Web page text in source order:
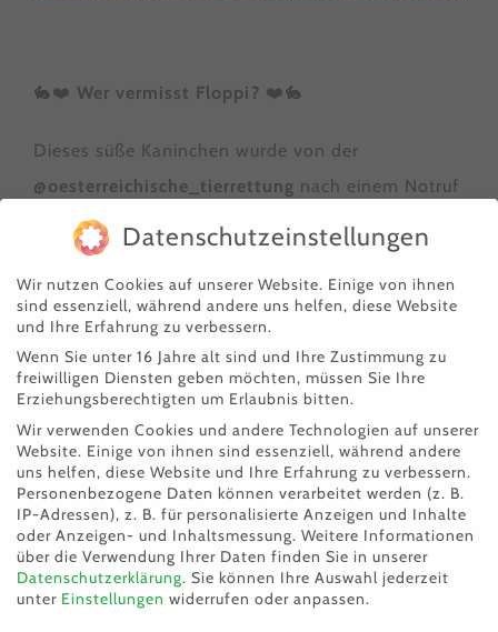
🐇❤️ Wer vermisst Floppi? ❤️🐇
Dieses süße Kaninchen wurde von der
@oesterreichische_tierrettung nach einem Notruf
gesichert. 🚨🐰
Der kleineFloppiwar mitten auf einer stark
befahrenen Straße in der Nähe derOMV-
Tankstelle in 5202 Neumarkt am Wallersee
unterwegs. 🚗💨 Glücklicherweise ist dem
flauschigen Hoppelhasen dabei nichts passiert. 🙏
❤️
Floppi wird auf etwa1 Jahrgeschätzt und istnicht
kastriert. 🥕🐇
👉 Wer vermisst diesen lieben Kaninchenbuben?
Datenschutzeinstellungen
Wir nutzen Cookies auf unserer Website. Einige von ihnen
sind essenziell, während andere uns helfen, diese Website
und Ihre Erfahrung zu verbessern.
Wenn Sie unter 16 Jahre alt sind und Ihre Zustimmung zu
freiwilligen Diensten geben möchten, müssen Sie Ihre
Erziehungsberechtigten um Erlaubnis bitten.
Wir verwenden Cookies und andere Technologien auf unserer
Website. Einige von ihnen sind essenziell, während andere
uns helfen, diese Website und Ihre Erfahrung zu verbessern.
Personenbezogene Daten können verarbeitet werden (z. B.
IP-Adressen), z. B. für personalisierte Anzeigen und Inhalte
oder Anzeigen- und Inhaltsmessung. Weitere Informationen
über die Verwendung Ihrer Daten finden Sie in unserer
Datenschutzerklärung. Sie können Ihre Auswahl jederzeit
unter Einstellungen widerrufen oder anpassen.